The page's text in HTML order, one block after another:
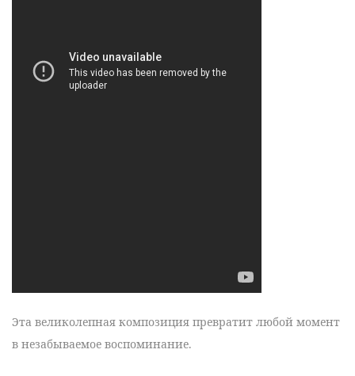
Эта великолепная композиция превратит любой момент
в незабываемое воспоминание.